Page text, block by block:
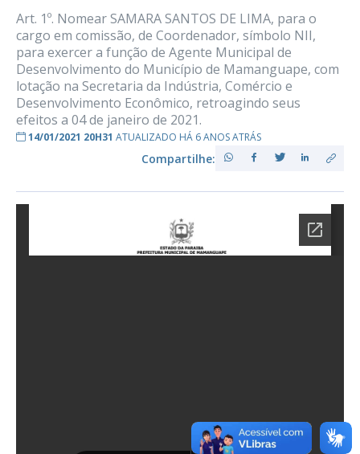
Art. 1º. Nomear SAMARA SANTOS DE LIMA, para o
cargo em comissão, de Coordenador, símbolo NII,
para exercer a função de Agente Municipal de
Desenvolvimento do Município de Mamanguape, com
lotação na Secretaria da Indústria, Comércio e
Desenvolvimento Econômico, retroagindo seus
efeitos a 04 de janeiro de 2021.
14/01/2021 20H31 ATUALIZADO HÁ 6 ANOS ATRÁS
Compartilhe: